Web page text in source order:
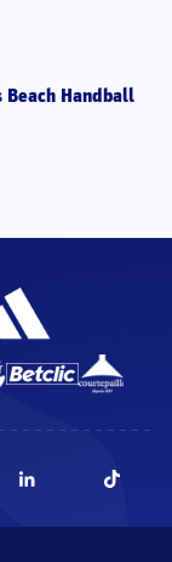
Handball